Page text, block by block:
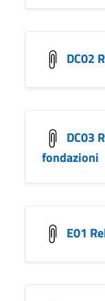
DC02
DC03
fondazioni
E01